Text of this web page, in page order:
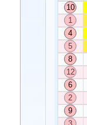
10
1
4
5
8
12
6
2
9